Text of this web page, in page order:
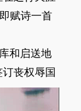
赋诗一首
和启送地
丧权辱国